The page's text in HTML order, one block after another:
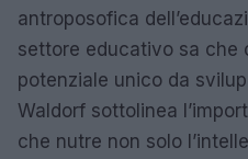
antroposofica
settore educativo sa che
potenziale unico da
Waldorf sottolinea
che nutre non solo